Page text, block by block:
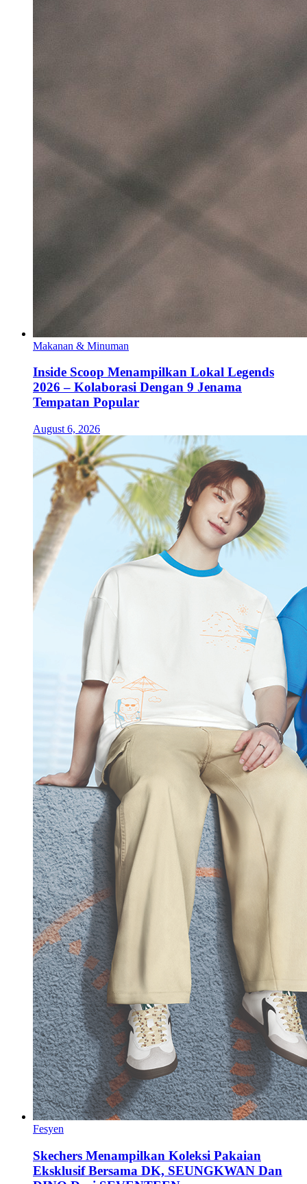
Makanan & Minuman
Inside Scoop Menampilkan Lokal Legends
2026 – Kolaborasi Dengan 9 Jenama
Tempatan Popular
August 6, 2026
Fesyen
Skechers Menampilkan Koleksi Pakaian
Eksklusif Bersama DK, SEUNGKWAN Dan